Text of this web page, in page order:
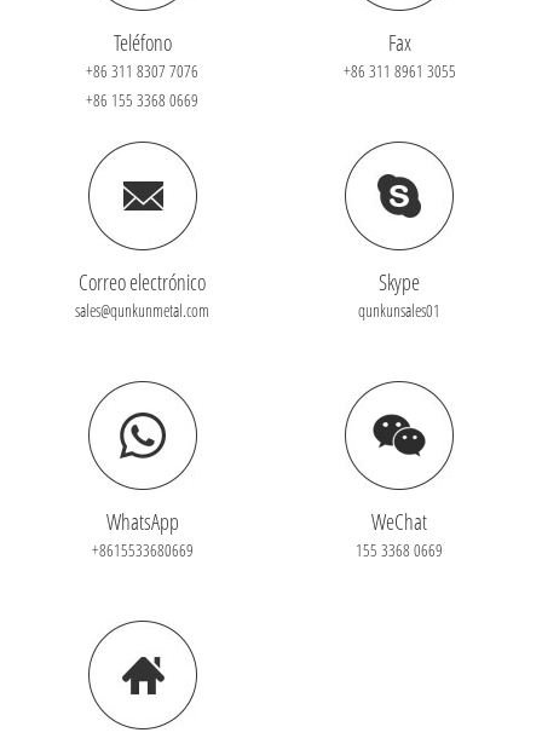
Teléfono
+86 311 8307 7076
+86 155 3368 0669
Fax
+86 311 8961 3055
Correo electrónico
sales@qunkunmetal.com
Skype
qunkunsales01
WhatsApp
+8615533680669
WeChat
155 3368 0669